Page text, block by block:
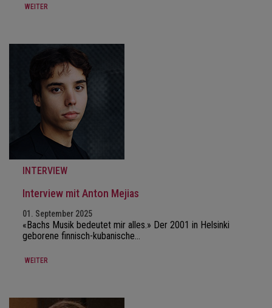
WEITER
INTERVIEW
Interview mit Anton Mejias
01. September 2025
«Bachs Musik bedeutet mir alles.» Der 2001 in Helsinki
geborene finnisch-kubanische…
WEITER